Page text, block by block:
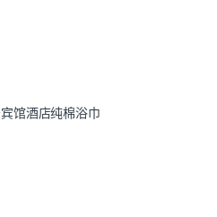
馆酒店纯棉浴巾